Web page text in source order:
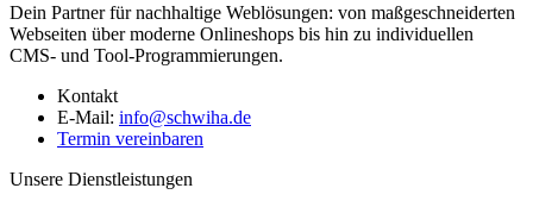
Dein Partner für nachhaltige Weblösungen: von maßgeschneiderten
Webseiten über moderne Onlineshops bis hin zu individuellen
CMS- und Tool-Programmierungen.
Kontakt
E-Mail: info@schwiha.de
Termin vereinbaren
Unsere Dienstleistungen